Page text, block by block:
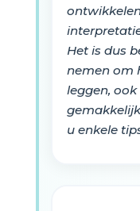
Het is dus
nemen om
leggen,
u enkele